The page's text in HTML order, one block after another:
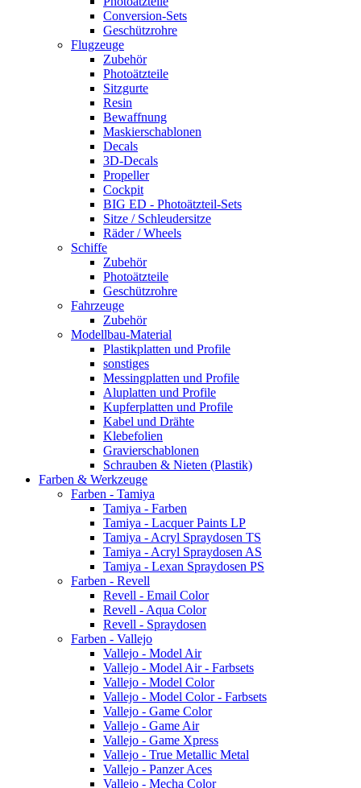
Conversion-Sets
Geschützrohre
Flugzeuge
Zubehör
Photoätzteile
Sitzgurte
Resin
Bewaffnung
Maskierschablonen
Decals
3D-Decals
Propeller
Cockpit
BIG ED - Photoätzteil-Sets
Sitze / Schleudersitze
Räder / Wheels
Schiffe
Zubehör
Photoätzteile
Geschützrohre
Fahrzeuge
Zubehör
Modellbau-Material
Plastikplatten und Profile
sonstiges
Messingplatten und Profile
Aluplatten und Profile
Kupferplatten und Profile
Kabel und Drähte
Klebefolien
Gravierschablonen
Schrauben & Nieten (Plastik)
Farben & Werkzeuge
Farben - Tamiya
Tamiya - Farben
Tamiya - Lacquer Paints LP
Tamiya - Acryl Spraydosen TS
Tamiya - Acryl Spraydosen AS
Tamiya - Lexan Spraydosen PS
Farben - Revell
Revell - Email Color
Revell - Aqua Color
Revell - Spraydosen
Farben - Vallejo
Vallejo - Model Air
Vallejo - Model Air - Farbsets
Vallejo - Model Color
Vallejo - Model Color - Farbsets
Vallejo - Game Color
Vallejo - Game Air
Vallejo - Game Xpress
Vallejo - True Metallic Metal
Vallejo - Panzer Aces
Vallejo - Mecha Color